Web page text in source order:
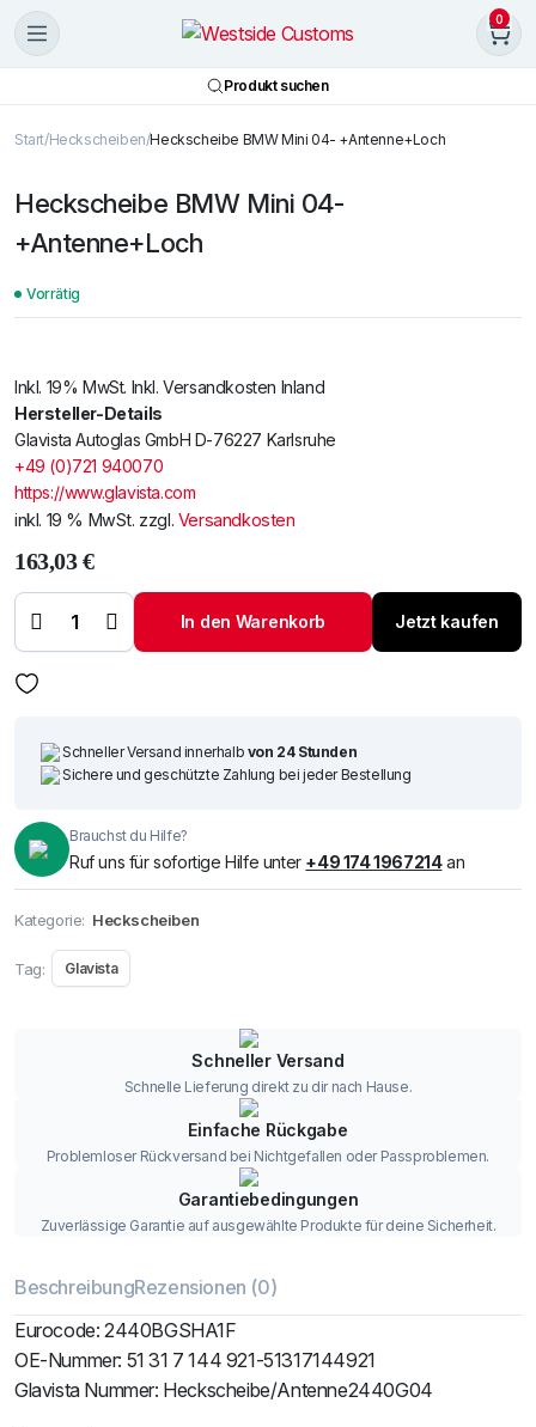
0
Produkt suchen
Start Heckscheiben Heckscheibe BMW Mini 04- +Antenne+Loch
Heckscheibe BMW Mini 04-
+Antenne+Loch
Vorrätig
Inkl. 19% MwSt. Inkl. Versandkosten Inland
Hersteller-Details
Glavista Autoglas GmbH D-76227 Karlsruhe
+49 (0)721 940070
https://www.glavista.com
inkl. 19 % MwSt. zzgl. Versandkosten
163,03€
Heckscheibe
BMW Mini 04-
+Antenne+Loch
Menge
In den Warenkorb Jetzt kaufen
Schneller Versand innerhalb von 24 Stunden
Sichere und geschützte Zahlung bei jeder Bestellung
Brauchst du Hilfe?
Ruf uns für sofortige Hilfe unter +49 174 1967214an
Kategorie: Heckscheiben
Tag: Glavista
Schneller Versand
Schnelle Lieferung direkt zu dir nach Hause.
Einfache Rückgabe
Problemloser Rückversand bei Nichtgefallen oder Passproblemen.
Garantiebedingungen
Zuverlässige Garantie auf ausgewählte Produkte für deine Sicherheit.
BeschreibungRezensionen (0)
Eurocode: 2440BGSHA1F
OE-Nummer: 51 31 7 144 921-51317144921
Glavista Nummer: Heckscheibe/Antenne2440G04